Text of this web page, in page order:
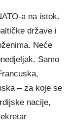
a na istok.
države i
Neće
Samo
– za koje se
nacije,